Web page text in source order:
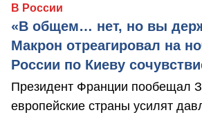
В России
«В общем… нет, но вы
Макрон отреагировал на
России по Киеву
Президент Франции пообещал
европейские страны усилят